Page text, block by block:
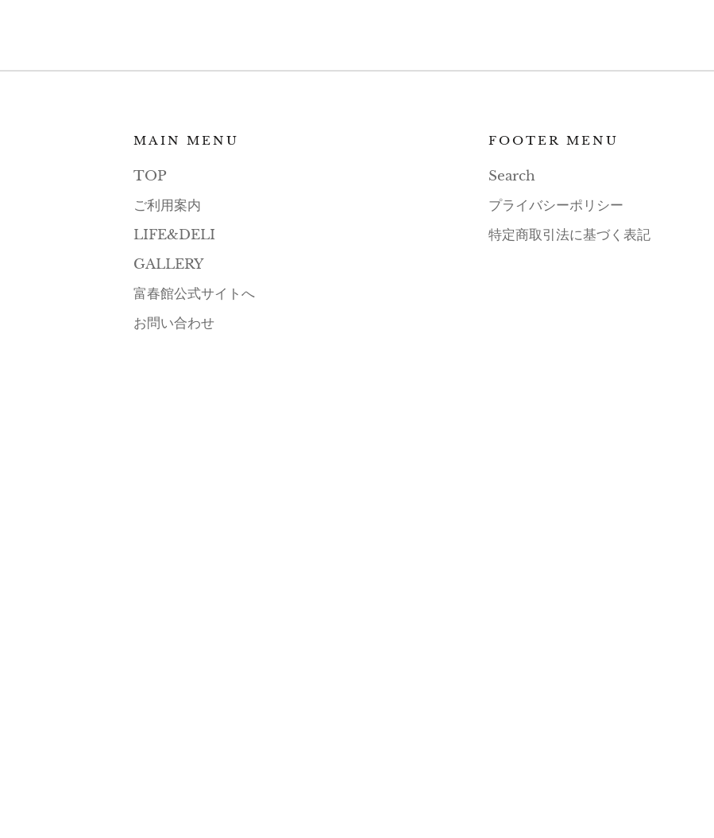
MAIN MENU
TOP
ご利用案内
LIFE&DELI
GALLERY
富春館公式サイトへ
お問い合わせ
FOOTER MENU
Search
プライバシーポリシー
特定商取引法に基づく表記